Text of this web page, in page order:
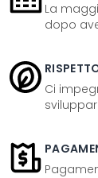
La
dopo
Ci